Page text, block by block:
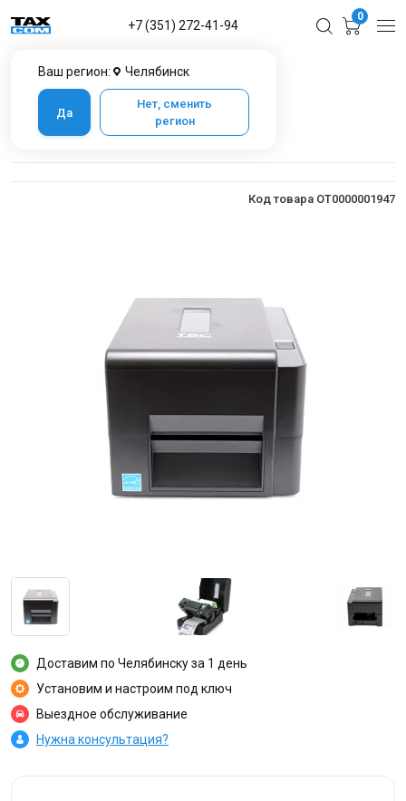
Ваш регион: Челябинск
Да
Нет, сменить
регион
+7 (351) 272-41-94
0
Оборудование для печати
Принтер TSC TE300 U
Принтер TSC TE300 U
Код товара OT0000001947
Доставим по Челябинску за 1 день
Установим и настроим под ключ
Выездное обслуживание
Нужна консультация?